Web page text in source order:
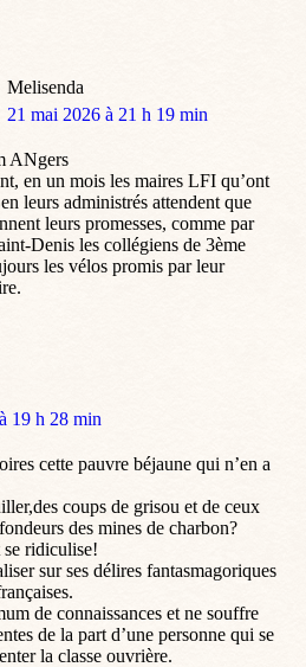
Melisenda
dit
21 mai 2026 à 21 h 19 min
ANgers
en un mois les maires LFI qu’ont
leurs administrés attendent que
leurs promesses, comme par
Denis les collégiens de 3ème
les vélos promis par leur
19 h 28 min
cette pauvre béjaune qui n’en a
coups de grisou et de ceux
des mines de charbon?
se ridiculise!
sur ses délires fantasmagoriques
de connaissances et ne souffre
de la part d’une personne qui se
la classe ouvrière.